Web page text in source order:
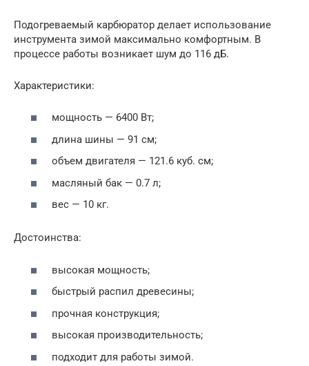
Подогреваемый карбюратор делает использование
инструмента зимой максимально комфортным. В
процессе работы возникает шум до 116 дБ.
Характеристики:
мощность — 6400 Вт;
длина шины — 91 см;
объем двигателя — 121.6 куб. см;
масляный бак — 0.7 л;
вес — 10 кг.
Достоинства:
высокая мощность;
быстрый распил древесины;
прочная конструкция;
высокая производительность;
подходит для работы зимой.